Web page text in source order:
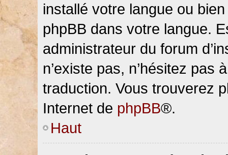
installé votre langue ou
phpBB dans votre langue.
administrateur du forum
n’existe pas, n’hésitez pas
traduction. Vous trouverez
Internet de phpBB®.
Haut